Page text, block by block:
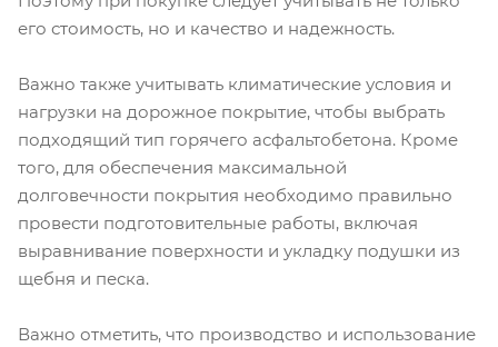
его стоимость, но и качество и надежность.
Важно также учитывать климатические условия и
нагрузки на дорожное покрытие, чтобы выбрать
подходящий тип горячего асфальтобетона. Кроме
того, для обеспечения максимальной
долговечности покрытия необходимо правильно
провести подготовительные работы, включая
выравнивание поверхности и укладку подушки из
щебня и песка.
Важно отметить, что производство и использование